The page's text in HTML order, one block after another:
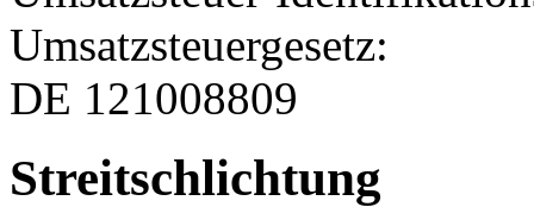
Umsatzsteuergesetz:
DE 121008809
Streitschlichtung